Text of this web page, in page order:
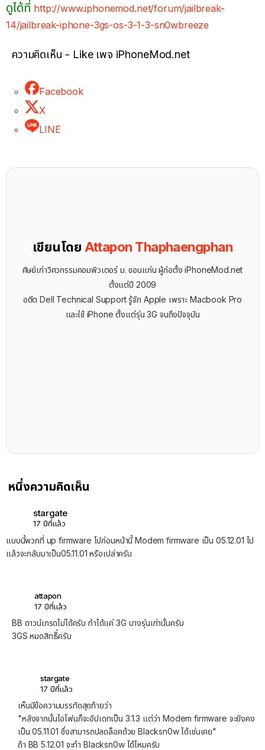
ดูได้ที่ http://www.iphonemod.net/forum/jailbreak-
14/jailbreak-iphone-3gs-os-3-1-3-sn0wbreeze
ความคิดเห็น - Like เพจ iPhoneMod.net
Facebook
X
LINE
เขียนโดย Attapon Thaphaengphan
ศิษย์เก่าวิศวกรรมคอมพิวเตอร์ ม. ขอนแก่น ผู้ก่อตั้ง iPhoneMod.net
ตั้งแต่ปี 2009
อดีต Dell Technical Support รู้จัก ​Apple เพราะ Macbook Pro
และใช้ iPhone ตั้งแต่รุ่น 3G จนถึงปัจจุบัน
หนึ่งความคิดเห็น
stargate
17 ปีที่แล้ว
แบบนี้พวกที่ up firmware ไปก่อนหน้านี้ Modem firmware เป็น 05.12.01 ไป
แล้วจะกลับมาเป็น05.11.01 หรือเปล่าครับ
attapon
17 ปีที่แล้ว
BB ดาวน์เกรดไม่ได้ครับ ทำได้แค่ 3G บางรุ่นเท่านั้นครับ
3GS หมดสิทธิิ์ครับ
stargate
17 ปีที่แล้ว
เห็นมีข้อความบรรทัดสุดท้ายว่า
"หลังจากนั้นไอโฟนก็จะอัปเดทเป็น 3.1.3 แต่ว่า Modem firmware จะยังคง
เป็น 05.11.01 ซึ่งสามารถปลดล็อคด้วย Blacksn0w ได้เช่นเคย"
ถ้า BB 5.12.01 จะทำ Blacksn0w ได้ไหมครับ